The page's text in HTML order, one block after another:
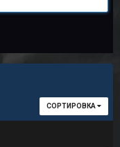
СОРТИРОВКА